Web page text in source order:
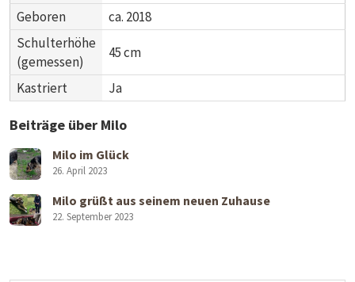
Geboren
ca. 2018
Schulterhöhe
(gemessen)
45 cm
Kastriert Ja
Beiträge über Milo
Milo im Glück
26. April 2023
Milo grüßt aus seinem neuen Zuhause
22. September 2023